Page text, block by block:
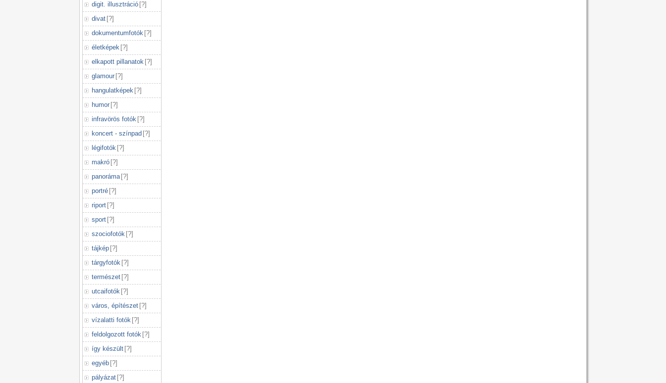
digit. illusztráció [?]
divat [?]
dokumentumfotók [?]
életképek [?]
elkapott pillanatok [?]
glamour [?]
hangulatképek [?]
humor [?]
infravörös fotók [?]
koncert - színpad [?]
légifotók [?]
makró [?]
panoráma [?]
portré [?]
riport [?]
sport [?]
szociofotók [?]
tájkép [?]
tárgyfotók [?]
természet [?]
utcaifotók [?]
város, építészet [?]
vízalatti fotók [?]
feldolgozott fotók [?]
így készült [?]
egyéb [?]
pályázat [?]